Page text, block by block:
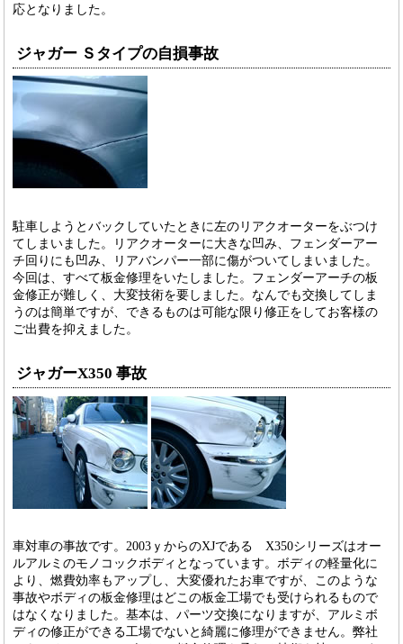
応となりました。
ジャガー Ｓタイプの自損事故
駐車しようとバックしていたときに左のリアクオーターをぶつけ
てしまいました。リアクオーターに大きな凹み、フェンダーアー
チ回りにも凹み、リアバンパー一部に傷がついてしまいました。
今回は、すべて板金修理をいたしました。フェンダーアーチの板
金修正が難しく、大変技術を要しました。なんでも交換してしま
うのは簡単ですが、できるものは可能な限り修正をしてお客様の
ご出費を抑えました。
ジャガーX350 事故
車対車の事故です。2003ｙからのXJである X350シリーズはオー
ルアルミのモノコックボディとなっています。ボディの軽量化に
より、燃費効率もアップし、大変優れたお車ですが、このような
事故やボディの板金修理はどこの板金工場でも受けられるもので
はなくなりました。基本は、パーツ交換になりますが、アルミボ
ディの修正ができる工場でないと綺麗に修理ができません。弊社